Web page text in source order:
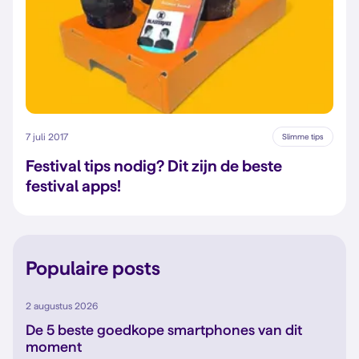
7 juli 2017 Slimme tips
Festival tips nodig? Dit zijn de beste
festival apps!
Populaire posts
2 augustus 2026
De 5 beste goedkope smartphones van dit
moment